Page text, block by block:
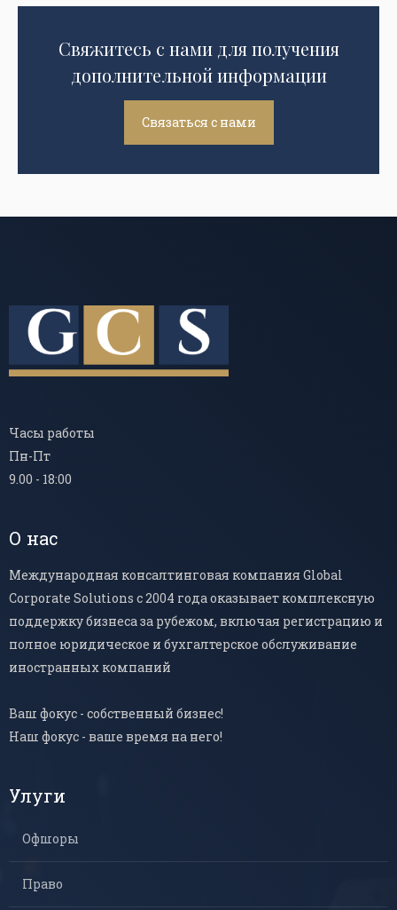
Свяжитесь с нами для получения
дополнительной информации
Связаться с нами
Часы работы
Пн-Пт
9.00 - 18:00
О нас
Международная консалтинговая компания Global
Corporate Solutions с 2004 года оказывает комплексную
поддержку бизнеса за рубежом, включая регистрацию и
полное юридическое и бухгалтерское обслуживание
иностранных компаний
Ваш фокус - собственный бизнес!
Наш фокус - ваше время на него!
Улуги
Офшоры
Право